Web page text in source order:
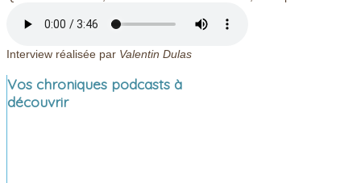
Interview réalisée par Valentin Dulas
Vos chroniques podcasts à
découvrir